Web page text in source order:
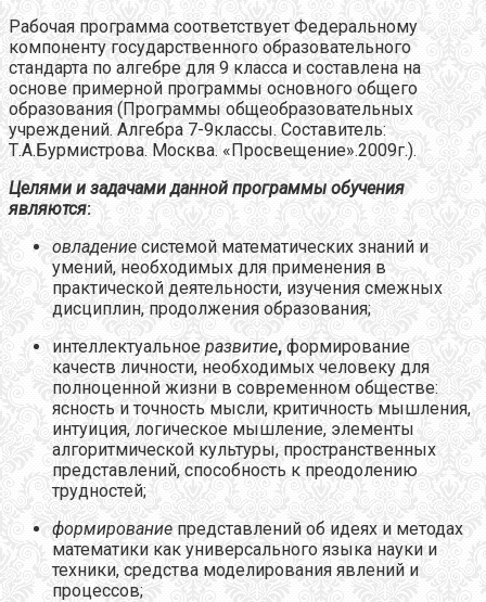
Рабочая программа соответствует Федеральному
компоненту государственного образовательного
стандарта по алгебре для 9 класса и составлена на
основе примерной программы основного общего
образования (Программы общеобразовательных
учреждений. Алгебра 7-9классы. Составитель:
Т.А.Бурмистрова. Москва. «Просвещение».2009г.).
Целями и задачами данной программы обучения
являются:
овладение системой математических знаний и
умений, необходимых для применения в
практической деятельности, изучения смежных
дисциплин, продолжения образования;
интеллектуальное развитие, формирование
качеств личности, необходимых человеку для
полноценной жизни в современном обществе:
ясность и точность мысли, критичность мышления,
интуиция, логическое мышление, элементы
алгоритмической культуры, пространственных
представлений, способность к преодолению
трудностей;
формирование представлений об идеях и методах
математики как универсального языка науки и
техники, средства моделирования явлений и
процессов;